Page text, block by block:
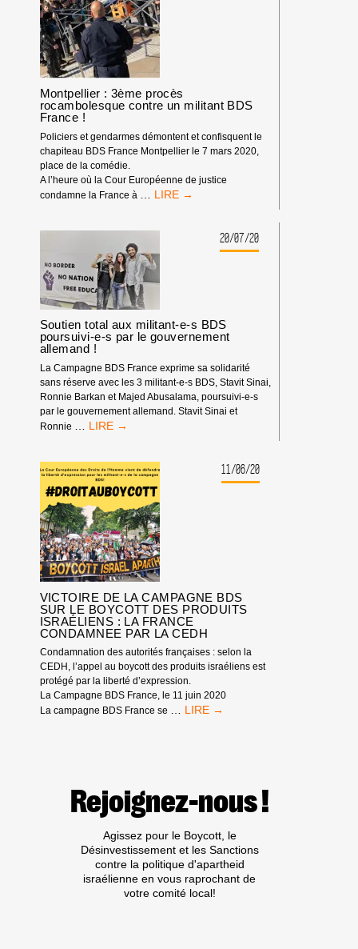
DE
SITUATION !
Montpellier : 3ème procès
rocambolesque contre un militant BDS
France !
Policiers et gendarmes démontent et confisquent le
chapiteau BDS France Montpellier le 7 mars 2020,
place de la comédie.
A l’heure où la Cour Européenne de justice
condamne la France à
MONTPELLIER
ROCAMBOLESQUE
CONTRE
UN
BDS
FRANCE !
20/07/20
Soutien total aux militant-e-s BDS
poursuivi-e-s par le gouvernement
allemand !
La Campagne BDS France exprime sa solidarité
sans réserve avec les 3 militant-e-s BDS, Stavit Sinai,
Ronnie Barkan et Majed Abusalama, poursuivi-e-s
par le gouvernement allemand. Stavit Sinai et
Ronnie
SOUTIEN
MILITANT-
E-
S
BDS
POURSUIVI-
E-
S
PAR
LE
GOUVERNEMENT
ALLEMAND
!
11/06/20
VICTOIRE DE LA CAMPAGNE BDS
SUR LE BOYCOTT DES PRODUITS
ISRAÉLIENS : LA FRANCE
CONDAMNEE PAR LA CEDH
Condamnation des autorités françaises : selon la
CEDH, l’appel au boycott des produits israéliens est
protégé par la liberté d’expression.
La Campagne BDS France, le 11 juin 2020
La campagne BDS France se
VICTOIRE
LE
BOYCOTT
PRODUITS
ISRAÉLIENS :
LA
FRANCE
CONDAMNEE
Rejoignez-nous !
Agissez pour le Boycott, le
Désinvestissement et les Sanctions
contre la politique d'apartheid
israélienne en vous raprochant de
votre comité local!